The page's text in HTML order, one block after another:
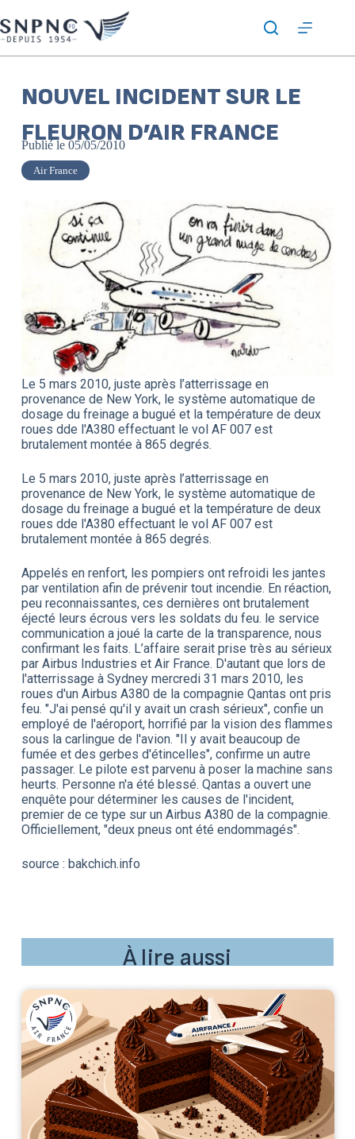
NOUVEL INCIDENT SUR LE
FLEURON D’AIR FRANCE
Publié le 05/05/2010
Air France
Le 5 mars 2010, juste après l’atterrissage en
provenance de New York, le système automatique de
dosage du freinage a bugué et la température de deux
roues dde l'A380 effectuant le vol AF 007 est
brutalement montée à 865 degrés.
Le 5 mars 2010, juste après l’atterrissage en
provenance de New York, le système automatique de
dosage du freinage a bugué et la température de deux
roues dde l'A380 effectuant le vol AF 007 est
brutalement montée à 865 degrés.
Appelés en renfort, les pompiers ont refroidi les jantes
par ventilation afin de prévenir tout incendie. En réaction,
peu reconnaissantes, ces dernières ont brutalement
éjecté leurs écrous vers les soldats du feu. le service
communication a joué la carte de la transparence, nous
confirmant les faits. L’affaire serait prise très au sérieux
par Airbus Industries et Air France. D'autant que lors de
l'atterrissage à Sydney mercredi 31 mars 2010, les
roues d'un Airbus A380 de la compagnie Qantas ont pris
feu. "J'ai pensé qu'il y avait un crash sérieux", confie un
employé de l'aéroport, horrifié par la vision des flammes
sous la carlingue de l'avion. "Il y avait beaucoup de
fumée et des gerbes d'étincelles", confirme un autre
passager. Le pilote est parvenu à poser la machine sans
heurts. Personne n'a été blessé. Qantas a ouvert une
enquête pour déterminer les causes de l'incident,
premier de ce type sur un Airbus A380 de la compagnie.
Officiellement, "deux pneus ont été endommagés".
source : bakchich.info
À lire aussi